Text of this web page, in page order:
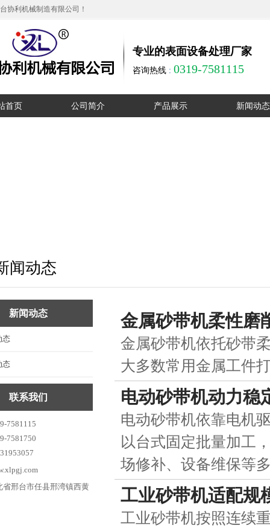
协利机械制造有限公司！
专业的表面设备处理厂家
咨询热线 : 0319-7581115
首页 公司简介 产品展示
平面抛光机
六角抛光机
圆球抛光机
异型件抛光机
抛光工件
抛光耗材
新闻动态
闻动态
新闻动态
态
态
联系我们
7581115
7581750
省邢台市任县邢湾镇西黄
金属砂带机柔性磨
金属砂带机依托砂带
大多数常用金属工件
电动砂带机动力稳
电动砂带机依靠电机
以台式固定批量加工
场修补、设备维保等
工业砂带机适配规
工业砂带机按照连续